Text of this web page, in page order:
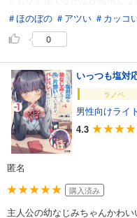
＃ほのぼの ＃アツい ＃カッコ
0
ラノベ
男性向けライ
4.3
匿名
購入済み
主人公の幼なじみちゃんかわい